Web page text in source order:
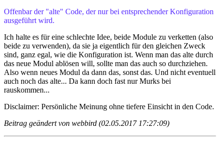
Offenbar der "alte" Code, der nur bei entsprechender Konfiguration
ausgeführt wird.
Ich halte es für eine schlechte Idee, beide Module zu verketten (also
beide zu verwenden), da sie ja eigentlich für den gleichen Zweck
sind, ganz egal, wie die Konfiguration ist. Wenn man das alte durch
das neue Modul ablösen will, sollte man das auch so durchziehen.
Also wenn neues Modul da dann das, sonst das. Und nicht eventuell
auch noch das alte... Da kann doch fast nur Murks bei
rauskommen...
Disclaimer: Persönliche Meinung ohne tiefere Einsicht in den Code.
Beitrag geändert von webbird (02.05.2017 17:27:09)